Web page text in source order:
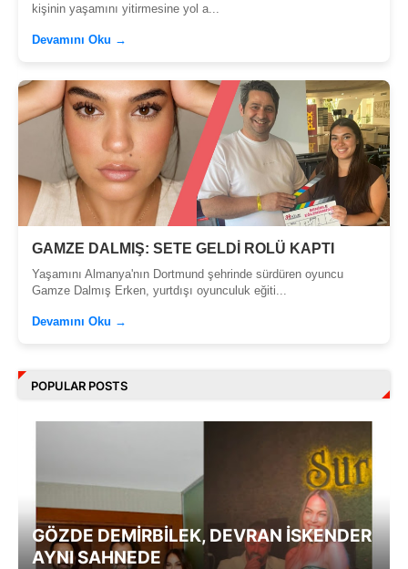
kişinin yaşamını yitirmesine yol a...
Devamını Oku →
GAMZE DALMIŞ: SETE GELDİ ROLÜ KAPTI
Yaşamını Almanya'nın Dortmund şehrinde sürdüren oyuncu
Gamze Dalmış Erken, yurtdışı oyunculuk eğiti...
Devamını Oku →
POPULAR POSTS
GÖZDE DEMİRBİLEK, DEVRAN İSKENDER
AYNI SAHNEDE